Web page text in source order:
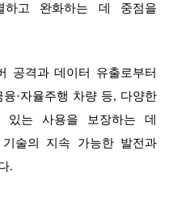
하고 완화하는 데 중점을
공격과 데이터 유출로부터
·자율주행 차량 등, 다양한
는 사용을 보장하는 데
술의 지속 가능한 발전과
.